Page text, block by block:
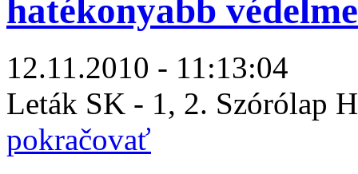
hatékonyabb védelme
12.11.2010 - 11:13:04
Leták SK - 1, 2. Szórólap
pokračovať